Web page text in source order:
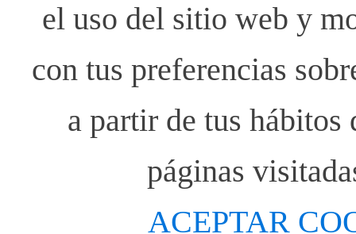
el uso del sitio web y
con tus preferencias
a partir de tus
páginas
ACEPTAR